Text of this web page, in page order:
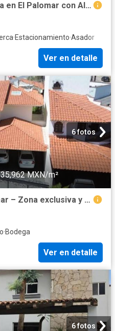
Casa Remodelada en Venta en El Palomar con Alberca
·Estacionamiento·Asador
Ver en detalle
6 fotos
MXN/m²
Casa en venta en El Palomar – Zona exclusiva y residencial
·Bodega
Ver en detalle
6 fotos